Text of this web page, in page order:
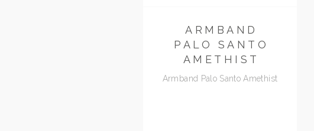
ARMBAND
PALO SANTO
AMETHIST
Armband Palo Santo Amethist